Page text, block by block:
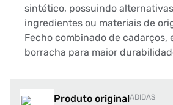
sintético, possuindo
ingredientes ou materiais de
Fecho combinado de cadarços,
borracha para maior
Produto originalADIDAS